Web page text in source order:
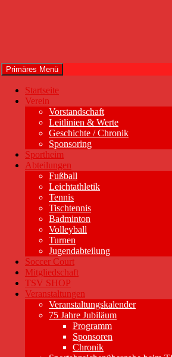
Primäres Menü
Startseite
Verein
Vorstandschaft
Leitlinien & Werte
Geschichte / Chronik
Sponsoring
Sportheim
Abteilungen
Fußball
Leichtathletik
Tennis
Tischtennis
Badminton
Volleyball
Turnen
Jugendabteilung
Soccer Court
Mitgliedschaft
TSV SHOP
Veranstaltungen
Veranstaltungskalender
75 Jahre Jubiläum
Programm
Sponsoren
Chronik